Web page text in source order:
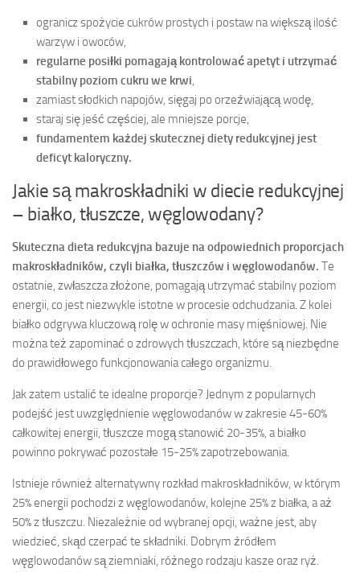
ogranicz spożycie cukrów prostych i postaw na większą ilość
warzyw i owoców,
regularne posiłki pomagają kontrolować apetyt i utrzymać
stabilny poziom cukru we krwi,
zamiast słodkich napojów, sięgaj po orzeźwiającą wodę,
staraj się jeść częściej, ale mniejsze porcje,
fundamentem każdej skutecznej diety redukcyjnej jest
deficyt kaloryczny.
Jakie są makroskładniki w diecie redukcyjnej
– białko, tłuszcze, węglowodany?
Skuteczna dieta redukcyjna bazuje na odpowiednich proporcjach
makroskładników, czyli białka, tłuszczów i węglowodanów. Te
ostatnie, zwłaszcza złożone, pomagają utrzymać stabilny poziom
energii, co jest niezwykle istotne w procesie odchudzania. Z kolei
białko odgrywa kluczową rolę w ochronie masy mięśniowej. Nie
można też zapominać o zdrowych tłuszczach, które są niezbędne
do prawidłowego funkcjonowania całego organizmu.
Jak zatem ustalić te idealne proporcje? Jednym z popularnych
podejść jest uwzględnienie węglowodanów w zakresie 45-60%
całkowitej energii, tłuszcze mogą stanowić 20-35%, a białko
powinno pokrywać pozostałe 15-25% zapotrzebowania.
Istnieje również alternatywny rozkład makroskładników, w którym
25% energii pochodzi z węglowodanów, kolejne 25% z białka, a aż
50% z tłuszczu. Niezależnie od wybranej opcji, ważne jest, aby
wiedzieć, skąd czerpać te składniki. Dobrym źródłem
węglowodanów są ziemniaki, różnego rodzaju kasze oraz ryż.